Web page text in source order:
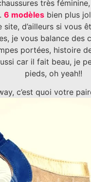
très
6 modèlesbien plus
site, d’ailleurs si vous
je vous balance des
portées, histoire
car il fait beau, je
pieds, oh yeah!!
c’est quoi votre